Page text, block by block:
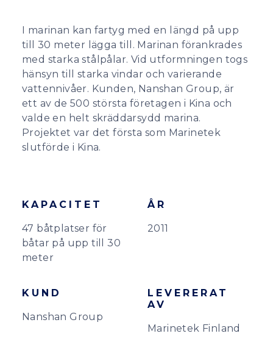
I marinan kan fartyg med en längd på upp
till 30 meter lägga till. Marinan förankrades
med starka stålpålar. Vid utformningen togs
hänsyn till starka vindar och varierande
vattennivåer. Kunden, Nanshan Group, är
ett av de 500 största företagen i Kina och
valde en helt skräddarsydd marina.
Projektet var det första som Marinetek
slutförde i Kina.
KAPACITET
47 båtplatser för
båtar på upp till 30
meter
ÅR
2011
KUND
Nanshan Group
LEVERERAT
AV
Marinetek Finland